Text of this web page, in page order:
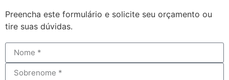
Preencha este formulário e solicite seu orçamento ou
tire suas dúvidas.